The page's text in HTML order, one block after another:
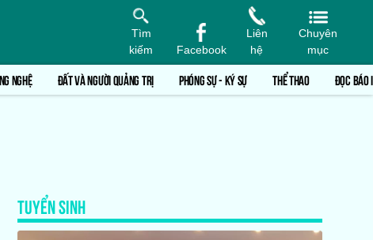
Tìm
kiếm
Facebook
Liên
hệ
Chuyên
mục
NGHỆ ĐẤT VÀ NGƯỜI QUẢNG TRỊ PHÓNG SỰ - KÝ SỰ THỂ THAO ĐỌC BÁO
TUYỂN SINH